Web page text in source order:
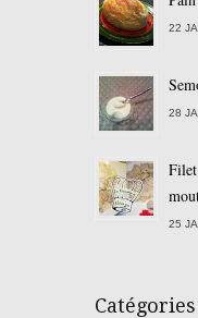
22
28
25
Catégories